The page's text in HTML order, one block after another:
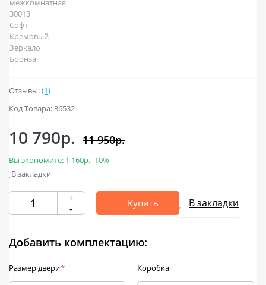
Отзывы:(1)
Код Товара: 36532
10 790р. 11 950р.
Вы экономите: 1 160р.-10%
В закладки
+
-
Купить В закладки
Добавить комплектацию:
Размер двери* Коробка